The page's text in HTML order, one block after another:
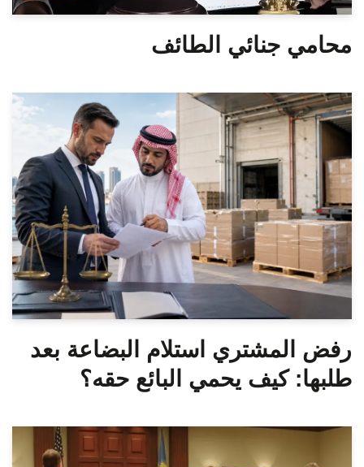
محامي جنائي الطائف
رفض المشتري استلام البضاعة بعد
طلبها: كيف يحمي البائع حقه؟